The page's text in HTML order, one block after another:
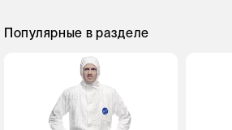
Популярные в разделе